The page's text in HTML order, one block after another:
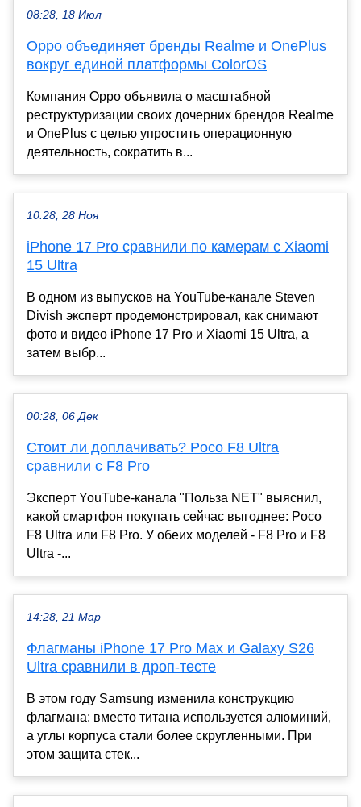
08:28, 18 Июл
Oppo объединяет бренды Realme и OnePlus
вокруг единой платформы ColorOS
Компания Oppo объявила о масштабной
реструктуризации своих дочерних брендов Realme
и OnePlus с целью упростить операционную
деятельность, сократить в...
10:28, 28 Ноя
iPhone 17 Pro сравнили по камерам с Xiaomi
15 Ultra
В одном из выпусков на YouTube-канале Steven
Divish эксперт продемонстрировал, как снимают
фото и видео iPhone 17 Pro и Xiaomi 15 Ultra, а
затем выбр...
00:28, 06 Дек
Стоит ли доплачивать? Poco F8 Ultra
сравнили с F8 Pro
Эксперт YouTube-канала "Польза NET" выяснил,
какой смартфон покупать сейчас выгоднее: Poco
F8 Ultra или F8 Pro. У обеих моделей - F8 Pro и F8
Ultra -...
14:28, 21 Мар
Флагманы iPhone 17 Pro Max и Galaxy S26
Ultra сравнили в дроп-тесте
В этом году Samsung изменила конструкцию
флагмана: вместо титана используется алюминий,
а углы корпуса стали более скругленными. При
этом защита стек...